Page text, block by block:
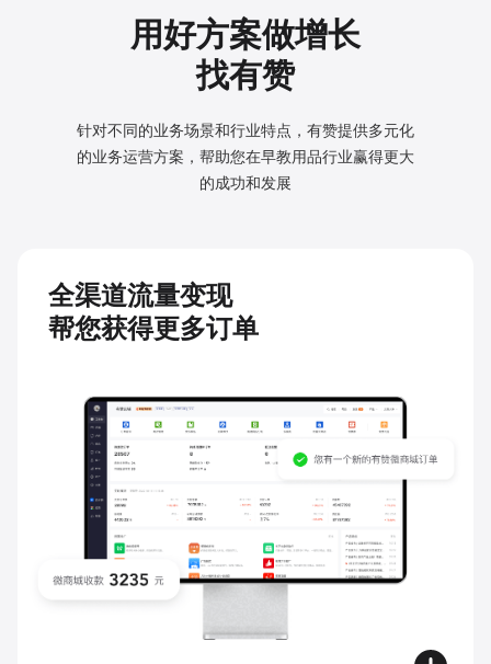
用好方案做增长
找有赞
针对不同的业务场景和行业特点，有赞提供多元化
的业务运营方案，帮助您在早教用品行业赢得更大
的成功和发展
全渠道流量变现
帮您获得更多订单